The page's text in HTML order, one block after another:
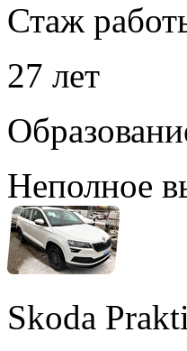
Стаж
27 лет
Неполное
Skoda